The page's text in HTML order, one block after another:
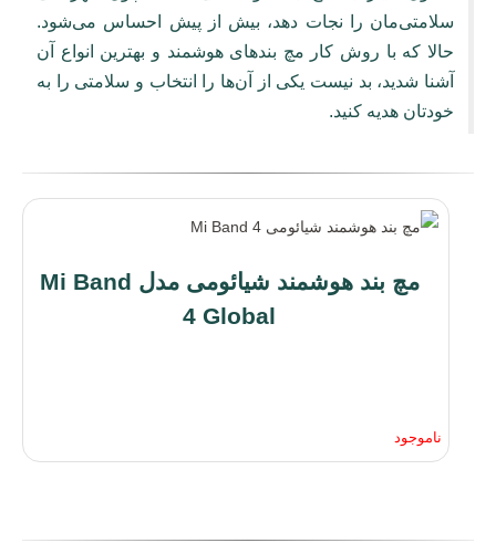
سلامتی‌مان را نجات دهد، بیش از پیش احساس می‌شود.
حالا که با روش کار مچ بندهای هوشمند و بهترین انواع آن
آشنا شدید، بد نیست یکی از آن‌ها را انتخاب و سلامتی را به
خودتان هدیه کنید.
مچ بند هوشمند شیائومی مدل Mi Band
4 Global
ناموجود
شرکت نوآوران آسان پیشرو (فروشگاه اینترنتی ایزی مارکت) ، فروشگاهی مطمئن
مشتریان خود به ارمغان می‌آورد. تنوع محصولات ایزی مارکت بگونه‌ای است که